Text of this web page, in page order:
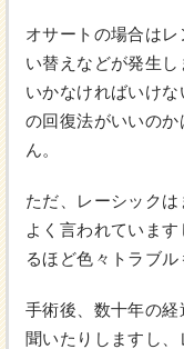
オサートの場合は
い替えなどが発生
いかなければいけ
の回復法がいいの
ん。
ただ、レーシック
よく言われていま
るほど色々トラブル
手術後、数十年の
聞いたりしますし